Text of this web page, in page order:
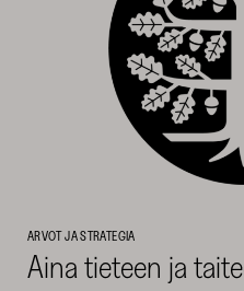
ARVOT JA STRATEGIA
Aina tieteen ja